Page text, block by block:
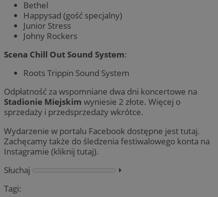
Bethel
Happysad (gość specjalny)
Junior Stress
Johny Rockers
Scena Chill Out Sound System:
Roots Trippin Sound System
Odpłatność za wspomniane dwa dni koncertowe na
Stadionie Miejskim wyniesie 2 złote. Więcej o
sprzedaży i przedsprzedaży wkrótce.
Wydarzenie w portalu Facebook dostępne jest tutaj.
Zachęcamy także do śledzenia festiwalowego konta na
Instagramie (kliknij tutaj).
Słuchaj
⏵︎
Tagi: